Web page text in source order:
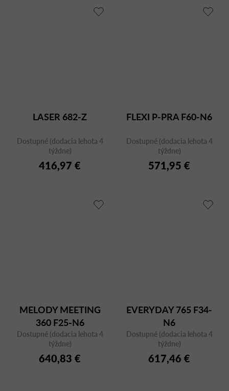
LASER 682-Z
Dostupné (dodacia lehota 4
týždne)
416,97 €
FLEXI P-PRA F60-N6
Dostupné (dodacia lehota 4
týždne)
571,95 €
MELODY MEETING
360 F25-N6
Dostupné (dodacia lehota 4
týždne)
640,83 €
EVERYDAY 765 F34-
N6
Dostupné (dodacia lehota 4
týždne)
617,46 €